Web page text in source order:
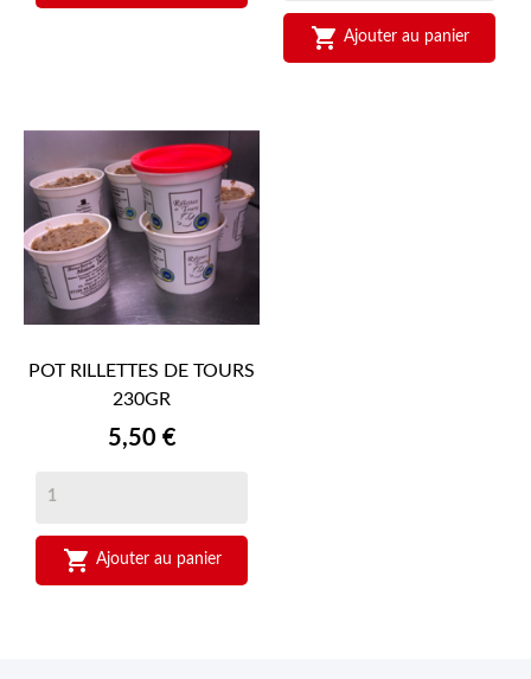
 Ajouter au panier
POT RILLETTES DE TOURS
230GR
Prix
5,50 €
 Ajouter au panier